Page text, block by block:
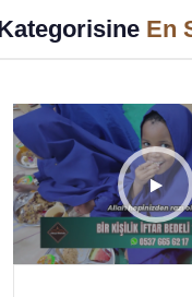
En